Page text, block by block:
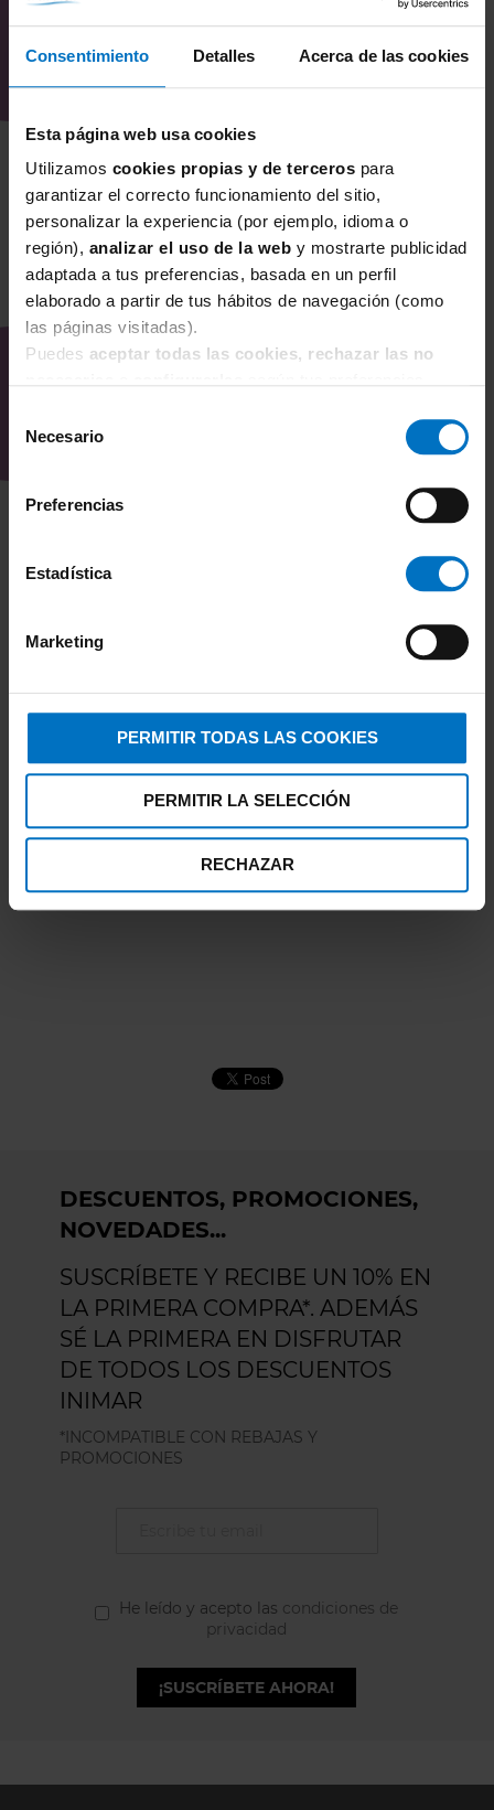
Consentimiento Detalles Acerca de las cookies
Esta página web usa cookies
Utilizamos cookies propias y de terceros para
garantizar el correcto funcionamiento del sitio,
personalizar la experiencia (por ejemplo, idioma o
región), analizar el uso de la web y mostrarte publicidad
adaptada a tus preferencias, basada en un perfil
elaborado a partir de tus hábitos de navegación (como
las páginas visitadas).
Puedes aceptar todas las cookies, rechazar las no
Necesario
Preferencias
Estadística
Marketing
PERMITIR TODAS LAS COOKIES
PERMITIR LA SELECCIÓN
RECHAZAR
Todavía no hay opiniones sobre este producto
TAMBIÉN TE PUEDE
INTERESAR
ES7537
43,37 €
DESCUENTOS, PROMOCIONES,
NOVEDADES...
SUSCRÍBETE Y RECIBE UN 10% EN
LA PRIMERA COMPRA*. ADEMÁS
SÉ LA PRIMERA EN DISFRUTAR
DE TODOS LOS DESCUENTOS
INIMAR
*INCOMPATIBLE CON REBAJAS Y
PROMOCIONES
He leído y acepto las condiciones de
privacidad
¡SUSCRÍBETE AHORA!